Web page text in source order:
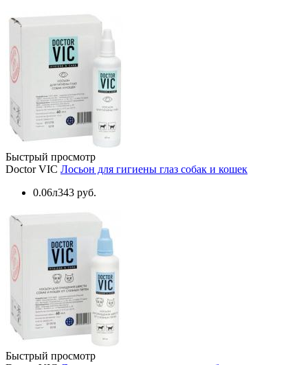
Быстрый просмотр
Doctor VIC Лосьон для гигиены глаз собак и кошек
0.06л343 руб.
Быстрый просмотр